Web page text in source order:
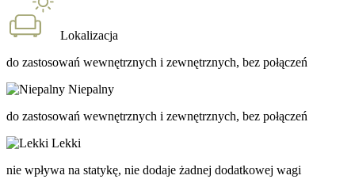
Lokalizacja
do zastosowań wewnętrznych i zewnętrznych, bez połączeń
Niepalny
do zastosowań wewnętrznych i zewnętrznych, bez połączeń
Lekki
nie wpływa na statykę, nie dodaje żadnej dodatkowej wagi